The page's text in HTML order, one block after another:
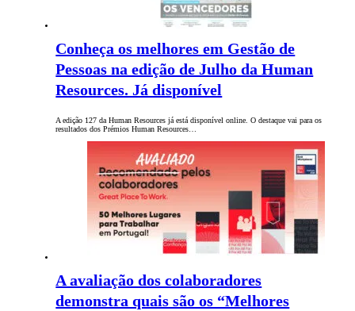
Conheça os melhores em Gestão de
Pessoas na edição de Julho da Human
Resources. Já disponível
A edição 127 da Human Resources já está disponível online. O destaque vai para os
resultados dos Prémios Human Resources…
A avaliação dos colaboradores
demonstra quais são os “Melhores